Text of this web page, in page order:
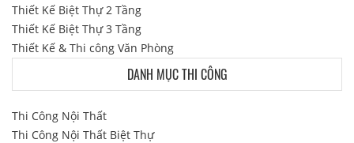
Thiết Kế Biệt Thự 2 Tầng
Thiết Kế Biệt Thự 3 Tầng
Thiết Kế & Thi công Văn Phòng
DANH MỤC THI CÔNG
Thi Công Nội Thất
Thi Công Nội Thất Biệt Thự